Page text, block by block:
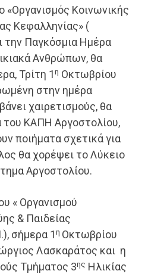
«Οργανισμός Κοινωνικής
Κεφαλληνίας» (
την Παγκόσμια Ημέρα
Ανθρώπων, θα
Τρίτη 1η Οκτωβρίου
στην ημέρα
χαιρετισμούς, θα
του ΚΑΠΗ Αργοστολίου,
ποιήματα σχετικά για
θα χορέψει το Λύκειο
Αργοστολίου.
« Οργανισμού
& Παιδείας
σήμερα 1η Οκτωβρίου
Λασκαράτος και η
Τμήματος 3ης Ηλικίας